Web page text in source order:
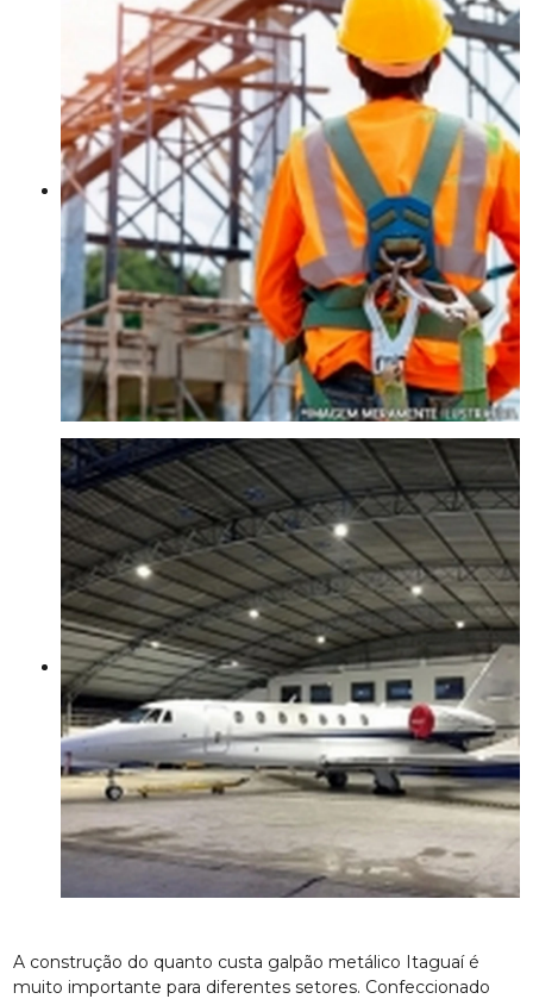
A construção do quanto custa galpão metálico Itaguaí é
muito importante para diferentes setores. Confeccionado